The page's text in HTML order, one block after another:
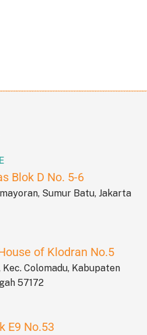
Blok D No. 5-6
Sumur Batu, Jakarta
of Klodran No.5
Colomadu, Kabupaten
57172
E9 No.53